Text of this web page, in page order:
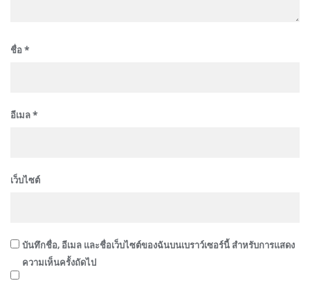
ชื่อ*
อีเมล*
เว็บไซต์
บันทึกชื่อ, อีเมล และชื่อเว็บไซต์ของฉันบนเบราว์เซอร์นี้ สำหรับการแสดง
ความเห็นครั้งถัดไป